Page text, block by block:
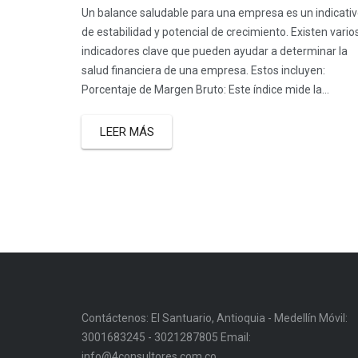
Un balance saludable para una empresa es un
de estabilidad y potencial de crecimiento. Existen
indicadores clave que pueden ayudar a determinar la
salud financiera de una empresa. Estos incluyen:
Porcentaje de Margen Bruto: Este índice mide la...
LEER MÁS
Contáctenos: El Santuario, Antioquia - Medellín Móvil:
3001683245 - 3021287805 Email: